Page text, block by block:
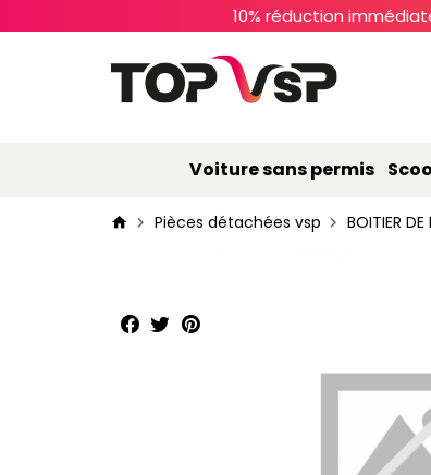
10% réduction
Voiture sans permis
Pièces détachées vsp BOITIER